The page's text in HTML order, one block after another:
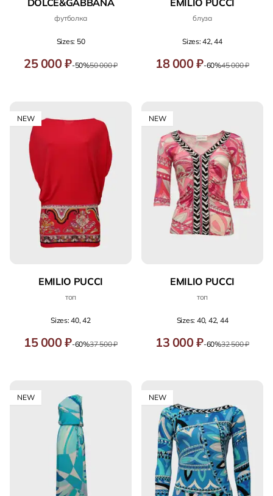
футболка
Sizes: 50
25 000 ₽-50%50 000 ₽
блуза
Sizes: 42, 44
18 000 ₽-60%45 000 ₽
NEW
EMILIO PUCCI
топ
Sizes: 40, 42
15 000 ₽-60%37 500 ₽
NEW
EMILIO PUCCI
топ
Sizes: 40, 42, 44
13 000 ₽-60%32 500 ₽
NEW NEW